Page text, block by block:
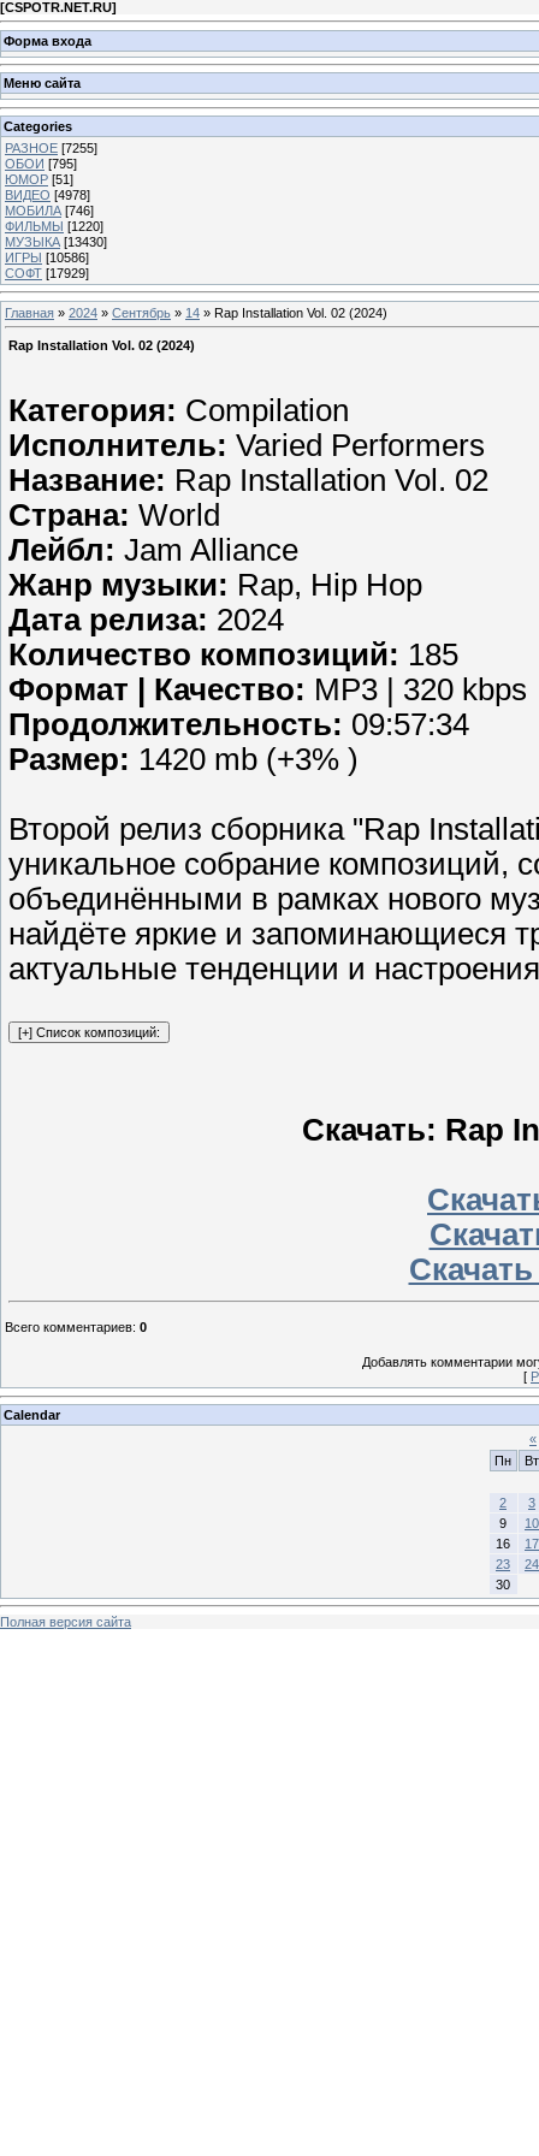
[CSPOTR.NET.RU]
Форма входа
Меню сайта
Categories
РАЗНОЕ [7255]
ОБОИ [795]
ЮМОР [51]
ВИДЕО [4978]
МОБИЛА [746]
ФИЛЬМЫ [1220]
МУЗЫКА [13430]
ИГРЫ [10586]
СОФТ [17929]
Главная » 2024 » Сентябрь » 14 » Rap Installation Vol. 02 (2024)
Rap Installation Vol. 02 (2024)
Категория: Compilation
Исполнитель: Varied Performers
Название: Rap Installation Vol. 02
Страна: World
Лейбл: Jam Alliance
Жанр музыки: Rap, Hip Hop
Дата релиза: 2024
Количество композиций: 185
Формат | Качество: MP3 | 320 kbps
Продолжительность: 09:57:34
Размер: 1420 mb (+3% )
Второй релиз сборника "Rap
уникальное собрание композиций,
объединёнными в рамках нового
найдёте яркие и запоминающиеся
актуальные тенденции и
Скачать: Rap
Всего комментариев: 0
Добавлять комментарии
[
Calendar
«
Пн
Вт
2
3
9
10
16
17
23
24
30
Полная версия сайта